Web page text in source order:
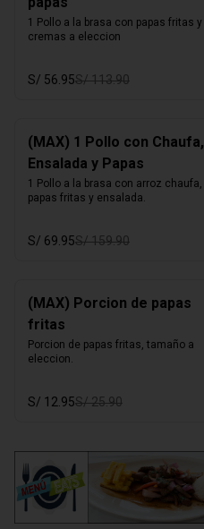
1 Pollo a la brasa con papas fritas y
cremas a eleccion
S/ 56.95S/ 113.90
(MAX) 1 Pollo con Chaufa,
Ensalada y Papas
1 Pollo a la brasa con arroz chaufa,
papas fritas y ensalada.
S/ 69.95S/ 159.90
(MAX) Porcion de papas
fritas
Porcion de papas fritas, tamaño a
eleccion.
S/ 12.95S/ 25.90